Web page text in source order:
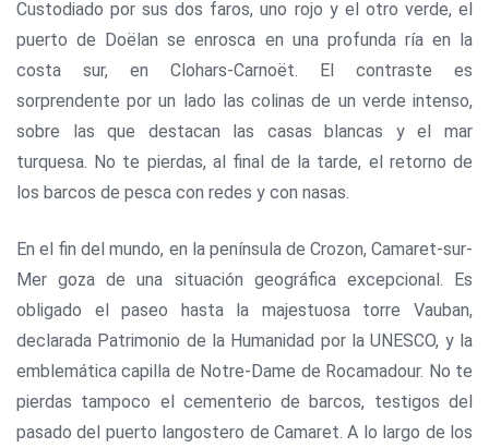
Custodiado por sus dos faros, uno rojo y el otro verde, el
puerto de Doëlan se enrosca en una profunda ría en la
costa sur, en Clohars-Carnoët. El contraste es
sorprendente por un lado las colinas de un verde intenso,
sobre las que destacan las casas blancas y el mar
turquesa. No te pierdas, al final de la tarde, el retorno de
los barcos de pesca con redes y con nasas.
En el fin del mundo, en la península de Crozon, Camaret-sur-
Mer goza de una situación geográfica excepcional. Es
obligado el paseo hasta la majestuosa torre Vauban,
declarada Patrimonio de la Humanidad por la UNESCO, y la
emblemática capilla de Notre-Dame de Rocamadour. No te
pierdas tampoco el cementerio de barcos, testigos del
pasado del puerto langostero de Camaret. A lo largo de los